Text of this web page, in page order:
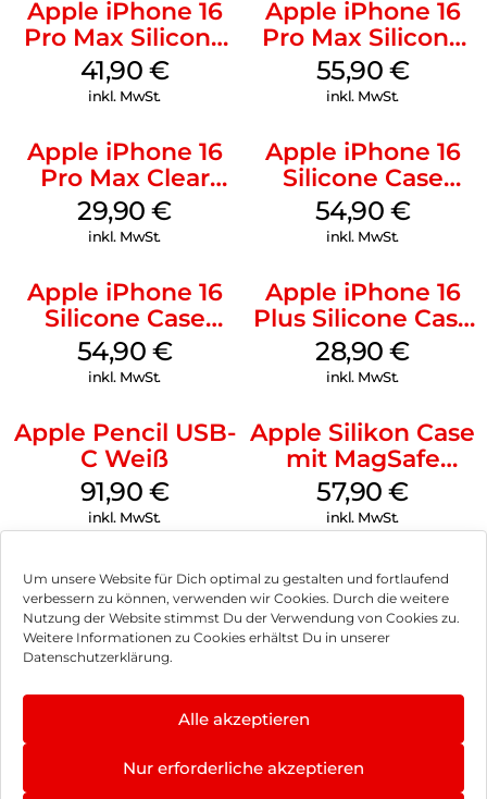
Um unsere Website für Dich optimal zu gestalten und fortlaufend
verbessern zu können, verwenden wir Cookies. Durch die weitere
Nutzung der Website stimmst Du der Verwendung von Cookies zu.
Weitere Informationen zu Cookies erhältst Du in unserer
Datenschutzerklärung.
Alle akzeptieren
Nur erforderliche akzeptieren
Apple iPhone 16
Pro Max Silicone
Case MagSafe
Ultramarine
41,90 €
inkl. MwSt.
Apple iPhone 16
Pro Max Silicone
Case MagSafe
Stone Gray
55,90 €
inkl. MwSt.
Apple iPhone 16
Pro Max Clear
Case MagSafe
Transparent
29,90€
inkl. MwSt.
Apple iPhone 16
Silicone Case
MagSafe Black
54,90 €
inkl. MwSt.
Apple iPhone 16
Silicone Case
MagSafe Lake
Green
54,90 €
inkl. MwSt.
Apple iPhone 16
Plus Silicone Case
MagSafe Black
28,90€
inkl. MwSt.
Apple Pencil USB-
C Weiß
91,90 €
inkl. MwSt.
Apple Silikon Case
mit MagSafe
iPhone 14 Pro
(PRODUCT)RED
57,90€
inkl. MwSt.
Impressum